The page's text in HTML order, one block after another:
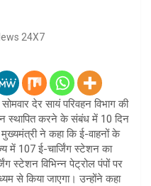
24X7
देर सायं परिवहन विभाग की
स्थापित करने के संबंध में 10 दिन
मुख्यमंत्री ने कहा कि ई-वाहनों के
में 107 ई-चार्जिंग स्टेशन का
स्टेशन विभिन्न पेट्रोल पंपों पर
से किया जाएगा। उन्होंने कहा